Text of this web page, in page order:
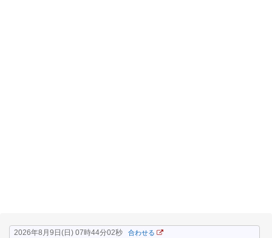
2026年8月9日(日) 07時44分03秒 合わせる